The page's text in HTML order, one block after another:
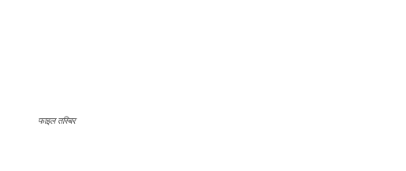
फाइल तस्बिर